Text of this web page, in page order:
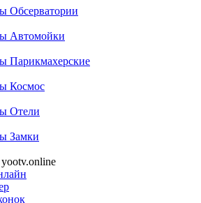
Обсерватории
Автомойки
Парикмахерские
Космос
Отели
Замки